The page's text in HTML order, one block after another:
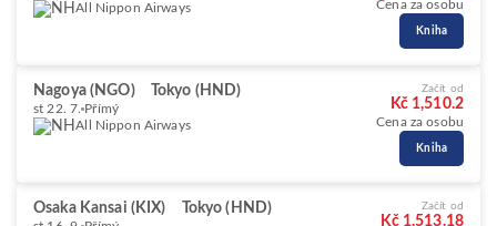
All Nippon Airways
Cena za osobu
Kniha
Nagoya (NGO) Tokyo (HND)
st 22. 7. Přímý
All Nippon Airways
Začít od
Kč 1,510.2
Cena za osobu
Kniha
Osaka Kansai (KIX) Tokyo (HND) Začít od
Kč 1,513.18